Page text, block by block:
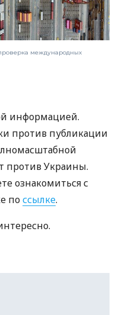
международных
информацией.
против публикации
против Украины.
ознакомиться с
поссылке.